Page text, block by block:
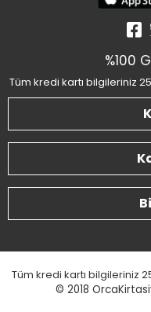
%100
Tüm kredi kartı bilgileriniz
Tüm kredi kartı bilgileriniz
© 2018